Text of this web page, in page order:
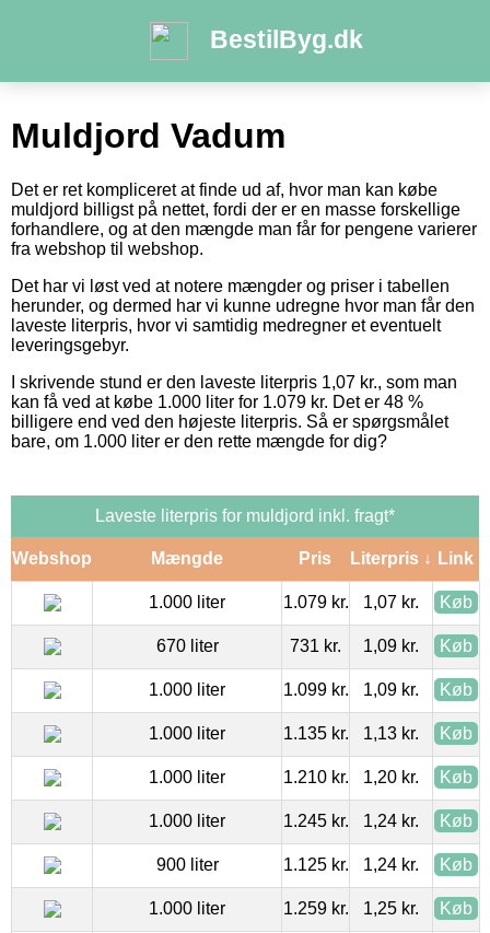
BestilByg.dk
Muldjord Vadum
Det er ret kompliceret at finde ud af, hvor man kan købe
muldjord billigst på nettet, fordi der er en masse forskellige
forhandlere, og at den mængde man får for pengene varierer
fra webshop til webshop.
Det har vi løst ved at notere mængder og priser i tabellen
herunder, og dermed har vi kunne udregne hvor man får den
laveste literpris, hvor vi samtidig medregner et eventuelt
leveringsgebyr.
I skrivende stund er den laveste literpris 1,07 kr., som man
kan få ved at købe 1.000 liter for 1.079 kr. Det er 48 %
billigere end ved den højeste literpris. Så er spørgsmålet
bare, om 1.000 liter er den rette mængde for dig?
Laveste literpris for muldjord inkl. fragt*
Webshop Mængde Pris Literpris ↓ Link
1.000 liter 1.079 kr. 1,07 kr. Køb
670 liter 731 kr. 1,09 kr. Køb
1.000 liter 1.099 kr. 1,09 kr. Køb
1.000 liter 1.135 kr. 1,13 kr. Køb
1.000 liter 1.210 kr. 1,20 kr. Køb
1.000 liter 1.245 kr. 1,24 kr. Køb
900 liter 1.125 kr. 1,24 kr. Køb
1.000 liter 1.259 kr. 1,25 kr. Køb